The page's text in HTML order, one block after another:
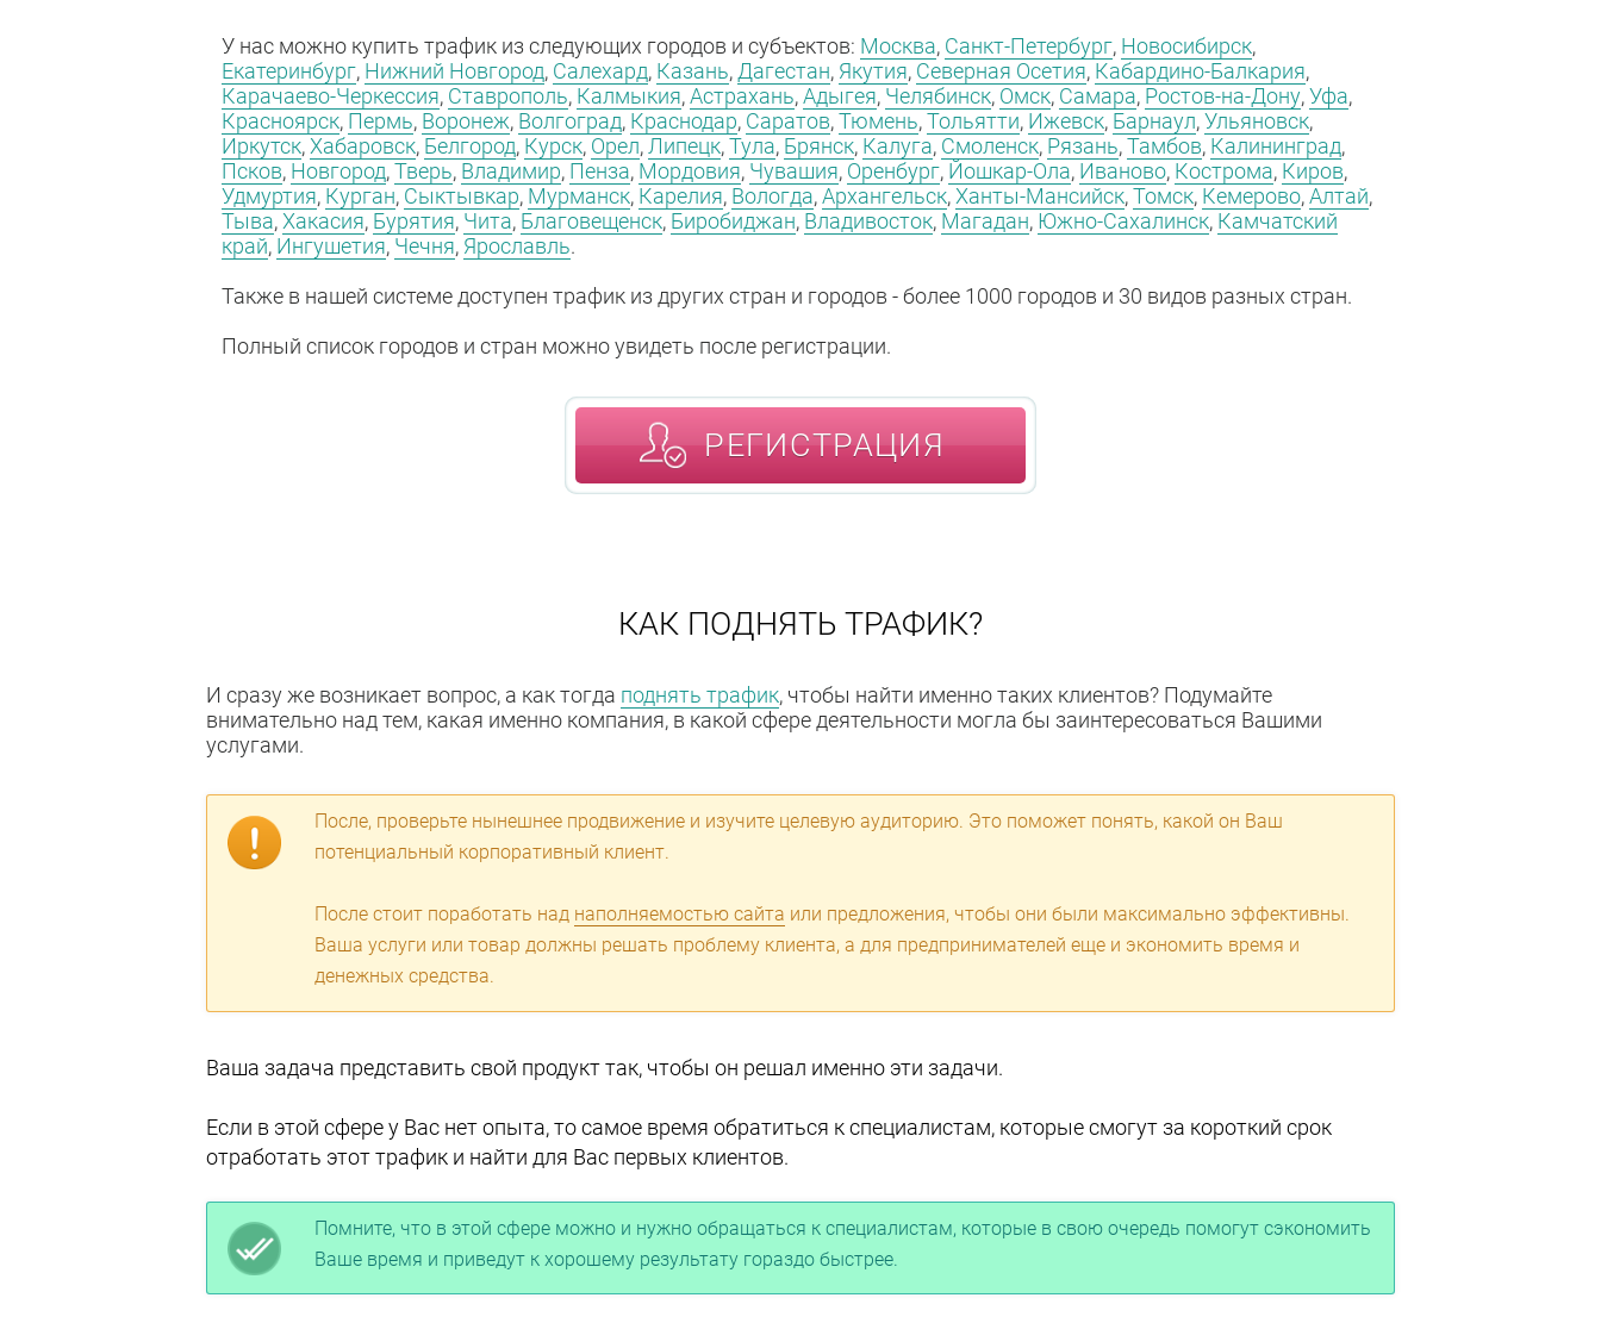
У нас можно купить трафик из следующих городов и субъектов: Москва, Санкт-Петербург, Новосибирск,
Екатеринбург, Нижний Новгород, Салехард, Казань, Дагестан, Якутия, Северная Осетия, Кабардино-Балкария,
Карачаево-Черкессия, Ставрополь, Калмыкия,Астрахань,Адыгея, Челябинск, Омск, Самара, Ростов-на-Дону,Уфа,
Красноярск, Пермь, Воронеж, Волгоград, Краснодар, Саратов,Тюмень,Тольятти, Ижевск, Барнаул,Ульяновск,
Иркутск,Хабаровск, Белгород, Курск, Орел, Липецк,Тула, Брянск, Калуга, Смоленск, Рязань,Тамбов, Калининград,
Псков, Новгород,Тверь, Владимир, Пенза, Мордовия, Чувашия, Оренбург, Йошкар-Ола, Иваново, Кострома, Киров,
Удмуртия, Курган, Сыктывкар, Мурманск, Карелия, Вологда,Архангельск,Ханты-Мансийск,Томск, Кемерово,Алтай,
Тыва,Хакасия, Бурятия, Чита, Благовещенск, Биробиджан, Владивосток, Магадан, Южно-Сахалинск, Камчатский
край, Ингушетия, Чечня, Ярославль.
Также в нашей системе доступен трафик из других стран и городов - более 1000 городов и 30 видов разных стран.
Полный список городов и стран можно увидеть после регистрации.
РЕГИСТРАЦИЯ
КАК ПОДНЯТЬ ТРАФИК?
И сразу же возникает вопрос, а как тогда поднять трафик, чтобы найти именно таких клиентов? Подумайте
внимательно над тем, какая именно компания, в какой сфере деятельности могла бы заинтересоваться Вашими
услугами.
После, проверьте нынешнее продвижение и изучите целевую аудиторию. Это поможет понять, какой он Ваш
потенциальный корпоративный клиент.
После стоит поработать над наполняемостью сайта или предложения, чтобы они были максимально эффективны.
Ваша услуги или товар должны решать проблему клиента, а для предпринимателей еще и экономить время и
денежных средства.
Ваша задача представить свой продукт так, чтобы он решал именно эти задачи.
Если в этой сфере у Вас нет опыта, то самое время обратиться к специалистам, которые смогут за короткий срок
отработать этот трафик и найти для Вас первых клиентов.
Помните, что в этой сфере можно и нужно обращаться к специалистам, которые в свою очередь помогут сэкономить
Ваше время и приведут к хорошему результату гораздо быстрее.